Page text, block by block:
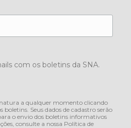
com os boletins da SNA.
a qualquer momento clicando
boletins. Seus dados de cadastro serão
o envio dos boletins informativos
consulte a nossa Política de